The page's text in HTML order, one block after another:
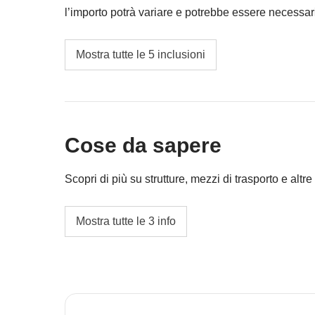
l’importo potrà variare e potrebbe essere
Carburante ed eventuali parcheggi per gli
Cassa comune del coordinatore;
Le attività ed extra che tutti i partecipanti
Mostra tutte le 5 inclusioni
Cose da sapere
Scopri di più su strutture, mezzi di trasporto e
Mostra tutte le 3 info